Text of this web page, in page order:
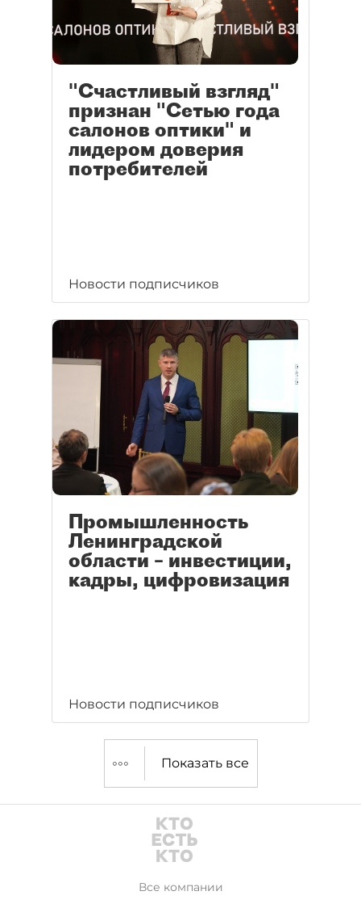
"Счастливый взгляд"
признан "Сетью года
салонов оптики" и
лидером доверия
потребителей
Новости подписчиков
Промышленность
Ленинградской
области – инвестиции,
кадры, цифровизация
Новости подписчиков
Показать все
Все компании